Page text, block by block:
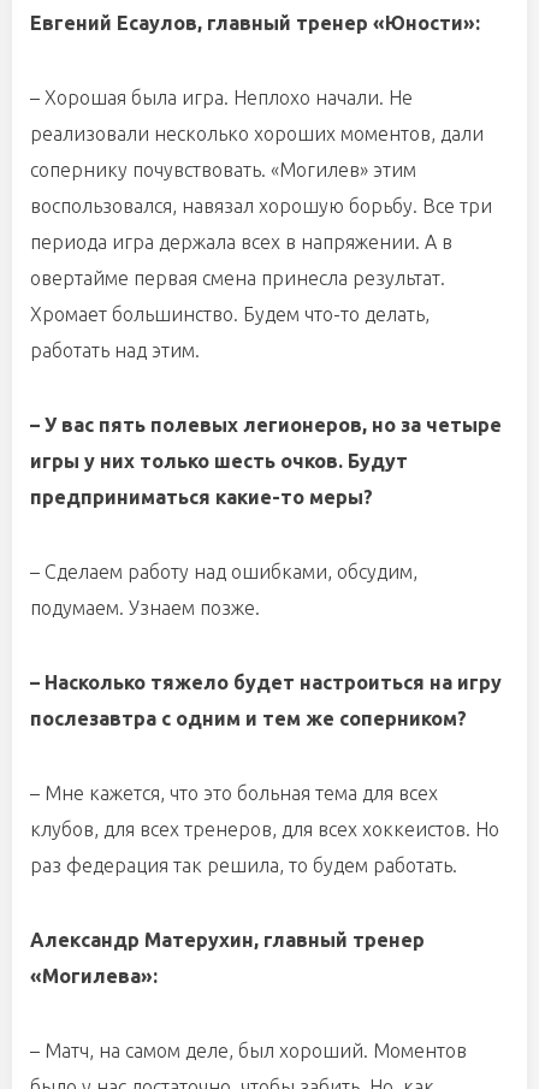
Евгений Есаулов, главный тренер «Юности»:
– Хорошая была игра. Неплохо начали. Не
реализовали несколько хороших моментов, дали
сопернику почувствовать. «Могилев» этим
воспользовался, навязал хорошую борьбу. Все три
периода игра держала всех в напряжении. А в
овертайме первая смена принесла результат.
Хромает большинство. Будем что-то делать,
работать над этим.
– У вас пять полевых легионеров, но за четыре
игры у них только шесть очков. Будут
предприниматься какие-то меры?
– Сделаем работу над ошибками, обсудим,
подумаем. Узнаем позже.
– Насколько тяжело будет настроиться на игру
послезавтра с одним и тем же соперником?
– Мне кажется, что это больная тема для всех
клубов, для всех тренеров, для всех хоккеистов. Но
раз федерация так решила, то будем работать.
Александр Матерухин, главный тренер
«Могилева»:
– Матч, на самом деле, был хороший. Моментов